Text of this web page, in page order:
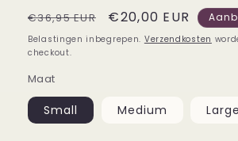
Normale
prijs
€36,95 EUR Aanbiedingsprijs
€20,00 EUR
Belastingen inbegrepen. Verzendkosten
checkout.
Maat
Small Medium Large